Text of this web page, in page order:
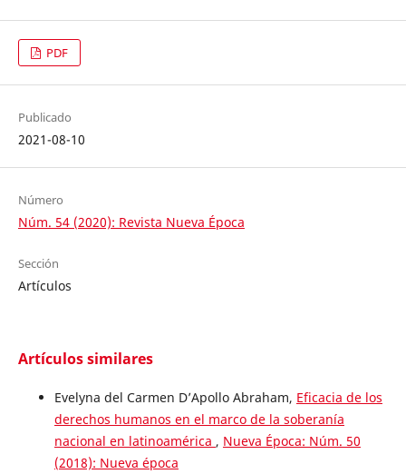
PDF
Publicado
2021-08-10
Número
Núm. 54 (2020): Revista Nueva Época
Sección
Artículos
Artículos similares
Evelyna del Carmen D’Apollo Abraham, Eficacia de los
derechos humanos en el marco de la soberanía
nacional en latinoamérica , Nueva Época: Núm. 50
(2018): Nueva época